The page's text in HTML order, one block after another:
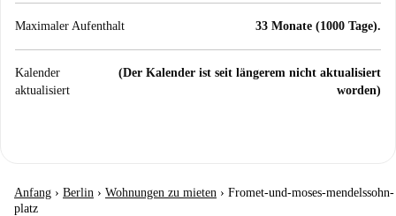
Maximaler Aufenthalt 33 Monate (1000 Tage).
Kalender
aktualisiert
(Der Kalender ist seit längerem nicht aktualisiert
worden)
Anfang › Berlin › Wohnungen zu mieten › Fromet-und-moses-mendelssohn-
platz